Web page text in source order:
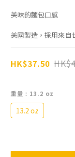
美味的麵包口感
美國製造，採用來自
HK$37.50
重量 : 13.2 oz
13.2 oz